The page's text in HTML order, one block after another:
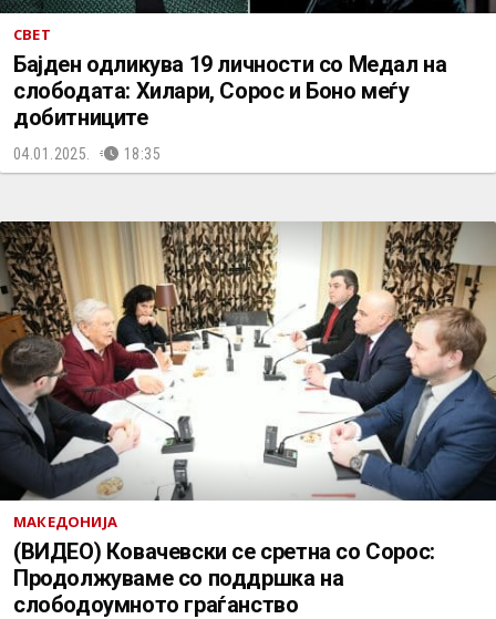
СВЕТ
Бајден одликува 19 личности со Медал на
слободата: Хилари, Сорос и Боно меѓу
добитниците
04.01.2025. 18:35
МАКЕДОНИЈА
(ВИДЕО) Ковачевски се сретна со Сорос:
Продолжуваме со поддршка на
слободоумното граѓанство